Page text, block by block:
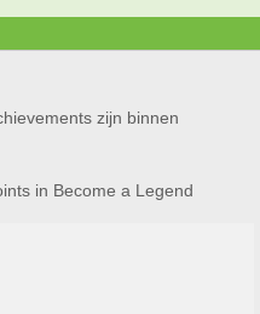
zijn binnen
in Become a Legend